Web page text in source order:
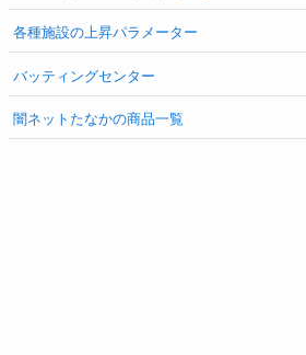
各種施設の上昇パラメーター
バッティングセンター
闇ネットたなかの商品一覧